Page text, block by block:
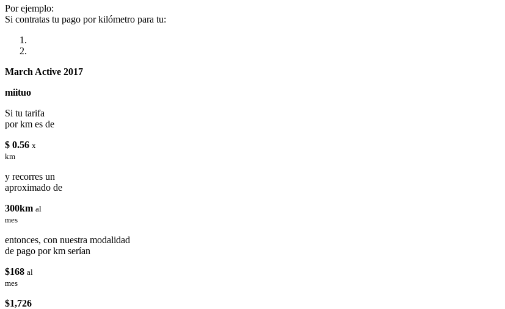
Por ejemplo:
Si contratas tu pago por kilómetro para tu:
March Active 2017
miituo
Si tu tarifa
por km es de
$ 0.56 x
km
y recorres un
aproximado de
300km al
mes
entonces, con nuestra modalidad
de pago por km serían
$168 al
mes
$1,726